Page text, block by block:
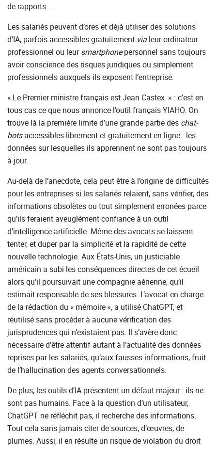
de rapports…
Les salariés peuvent d’ores et déjà utiliser des solutions
d’IA, parfois accessibles gratuitement via leur ordinateur
professionnel ou leursmartphonepersonnel sans toujours
avoir conscience des risques juridiques ou simplement
professionnels auxquels ils exposent l’entreprise.
« Le Premier ministre français est Jean Castex. » : c’est en
tous cas ce que nous annonce l’outil français YIAHO. On
trouve là la première limite d’une grande partie des chat-
botsaccessibles librement et gratuitement en ligne : les
données sur lesquelles ils apprennent ne sont pas toujours
à jour.
Au-delà de l’anecdote, cela peut être à l’origine de difficultés
pour les entreprises si les salariés relaient, sans vérifier, des
informations obsolètes ou tout simplement erronées parce
qu’ils feraient aveuglément confiance à un outil
d’intelligence artificielle. Même des avocats se laissent
tenter, et duper par la simplicité et la rapidité de cette
nouvelle technologie. Aux États-Unis, un justiciable
américain a subi les conséquences directes de cet écueil
alors qu’il poursuivait une compagnie aérienne, qu’il
estimait responsable de ses blessures. L’avocat en charge
de la rédaction du « mémoire », a utilisé ChatGPT, et
réutilisé sans procéder à aucune vérification des
jurisprudences qui n’existaient pas. Il s’avère donc
nécessaire d’être attentif autant à l’actualité des données
reprises par les salariés, qu’aux fausses informations, fruit
de l’hallucination des agents conversationnels.
De plus, les outils d’IA présentent un défaut majeur : ils ne
sont pas humains. Face à la question d’un utilisateur,
ChatGPT ne réfléchit pas, il recherche des informations.
Tout cela sans jamais citer de sources, d’œuvres, de
plumes. Aussi, il en résulte un risque de violation du droit